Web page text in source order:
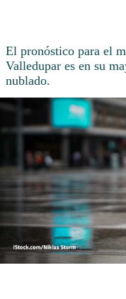
El pronóstico para el
Valledupar es en su
nublado.